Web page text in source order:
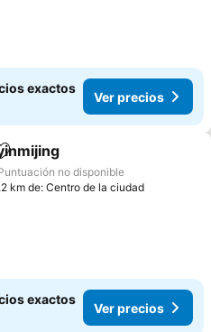
exactos
Ver precios
Agregar a favoritos
no disponible
km de: Centro de la ciudad
exactos
Ver precios